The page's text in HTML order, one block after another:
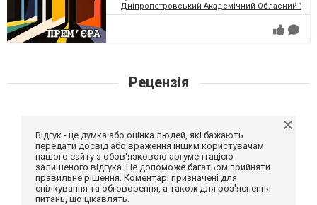
Дніпропетровський Академічний Обласний
Рецензія
Відгук - це думка або оцінка людей, які бажають
передати досвід або враження іншим користувачам
нашого сайту з обов'язковою аргументацією
залишеного відгука. Це допоможе багатьом прийняти
правильне рішення. Коментарі призначені для
спілкування та обговорення, а також для роз'яснення
питань, що цікавлять.